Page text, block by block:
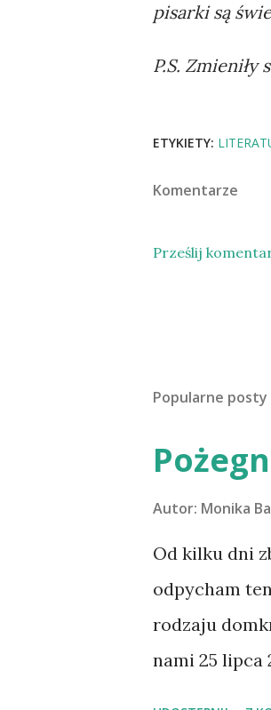
pisarki są
P.S.
ETYKIETY:
Komentarze
Prześlij
Popularne
Autor: Monika
Od kilku dni
odpycham
rodzaju
nami 25 lipca